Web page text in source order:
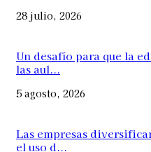
28 julio, 2026
Un desafío para que la
las aul...
5 agosto, 2026
Las empresas
el uso d...